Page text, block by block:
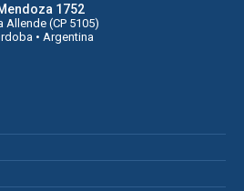
1752
Allende (CP 5105)
• Argentina